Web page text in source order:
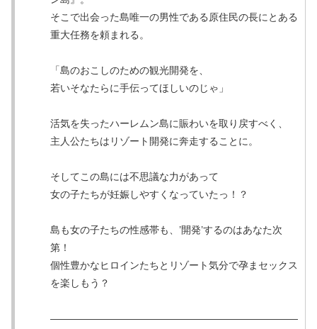
そこで出会った島唯一の男性である原住民の長にとある
重大任務を頼まれる。
「島のおこしのための観光開発を、
若いそなたらに手伝ってほしいのじゃ」
活気を失ったハーレムン島に賑わいを取り戻すべく、
主人公たちはリゾート開発に奔走することに。
そしてこの島には不思議な力があって
女の子たちが妊娠しやすくなっていたっ！？
島も女の子たちの性感帯も、’開発’するのはあなた次
第！
個性豊かなヒロインたちとリゾート気分で孕まセックス
を楽しもう？
―――――――――――――――――――――――――